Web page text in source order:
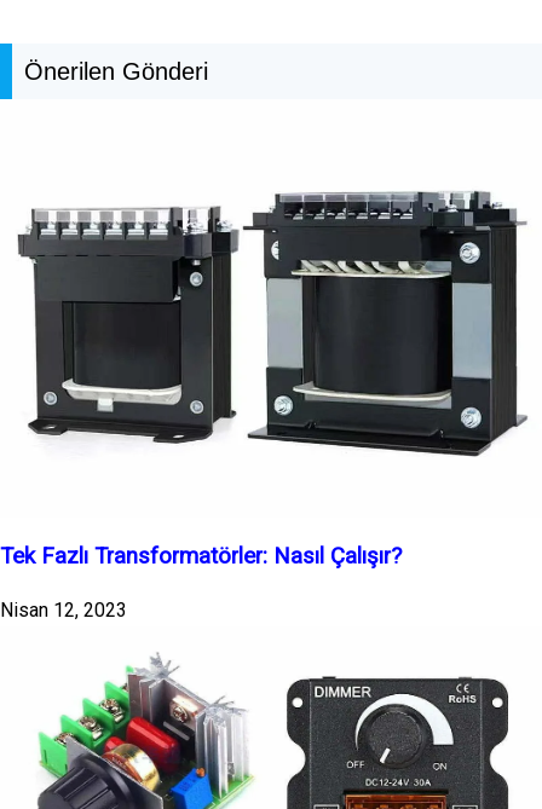
Önerilen Gönderi
Tek Fazlı Transformatörler: Nasıl Çalışır?
Nisan 12, 2023